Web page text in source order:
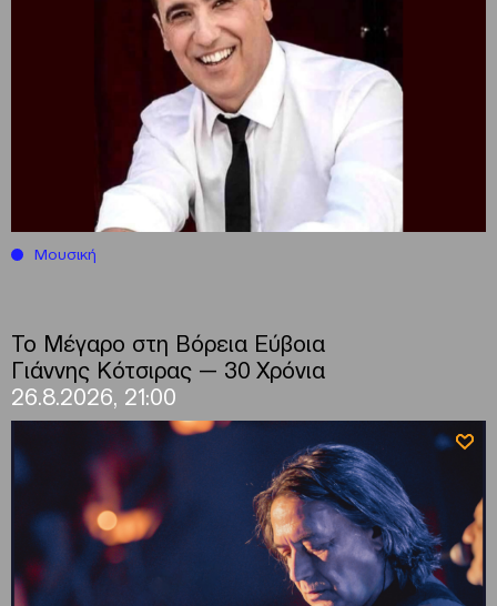
Μουσική
Το Μέγαρο στη Βόρεια Εύβοια
Γιάννης Κότσιρας — 30 Χρόνια
26.8.2026, 21:00